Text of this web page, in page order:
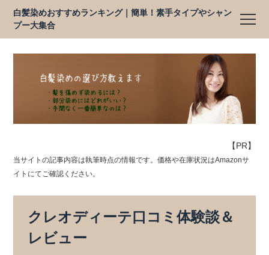
白髪染めおすすめランキング｜簡単！素手タイプやシャン
プー大集合
【PR】
当サイトの記事内容は執筆時点の情報です。価格や在庫状況はAmazonサ
イトにてご確認ください。
クレオディーテ口コミ体験談＆
レビュー